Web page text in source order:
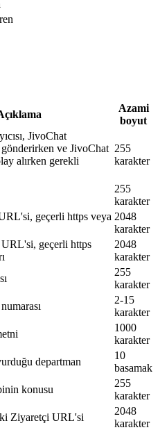
Azami
boyut
JivoChat
ve JivoChat
alırken gerekli
255
karakter
255
karakter
geçerli https veya 2048
karakter
URL'si, geçerli https
2048
karakter
255
karakter
2-15
karakter
1000
karakter
departman
10
basamak
konusu
255
karakter
Ziyaretçi URL'si
2048
karakter